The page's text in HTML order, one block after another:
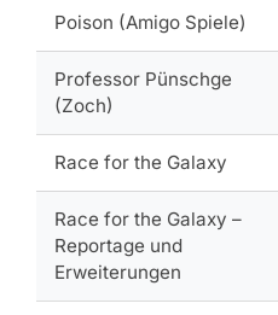
Poison (Amigo Spiele)
Professor Pünschge
(Zoch)
Race for the Galaxy
Race for the Galaxy –
Reportage und
Erweiterungen